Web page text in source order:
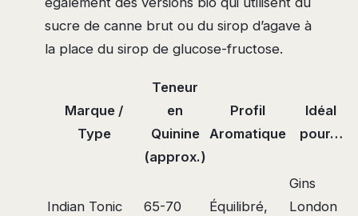
sucre de canne brut ou du sirop d’agave à
la place du sirop de glucose-fructose.
Marque /
Type
Teneur
en
Quinine
(approx.)
Profil
Aromatique
Idéal
pour…
Indian Tonic
65-70
Équilibré,
Gins
London